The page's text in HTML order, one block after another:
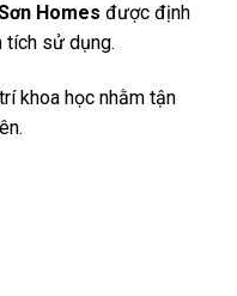
Homes được định
tích sử dụng.
khoa học nhằm tận